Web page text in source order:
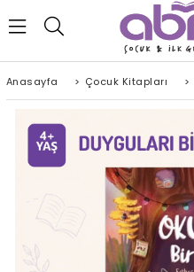
Anasayfa > Çocuk Kitapları >